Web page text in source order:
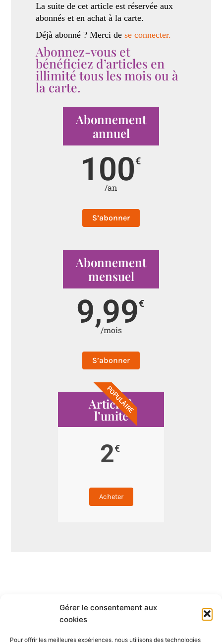
Gérer le consentement aux
cookies
Pour offrir les meilleures expériences, nous utilisons des technologies
La suite de cet article est réservée aux
abonnés et en achat à la carte.
Déjà abonné ? Merci dese connecter.
Abonnez-vous et
bénéficiez d’articles en
illimité tous les mois ou à
la carte.
Abonnement
annuel
100€
/an
S’abonner
Abonnement
mensuel
9,99€
/mois
S’abonner
POPULAIRE
Article à
l’unité
2€
Acheter
Qui sommes-nous ?